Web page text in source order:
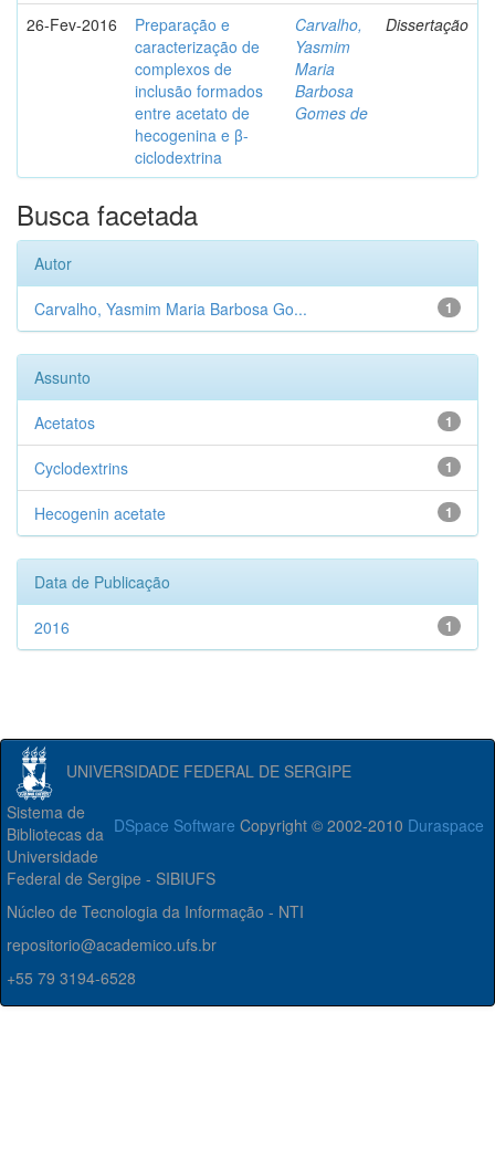
26-Fev-2016
Preparação e
caracterização de
complexos de
inclusão formados
entre acetato de
hecogenina e β-
ciclodextrina
Carvalho,
Yasmim
Maria
Barbosa
Gomes de
Dissertação
Busca facetada
Autor
1
Carvalho, Yasmim Maria Barbosa Go...
Assunto
1
Acetatos
1
Cyclodextrins
1
Hecogenin acetate
Data de Publicação
1
2016
UNIVERSIDADE FEDERAL DE SERGIPE
DSpace Software Copyright © 2002-2010 Duraspace
Sistema de
Bibliotecas da
Universidade
Federal de Sergipe - SIBIUFS
Núcleo de Tecnologia da Informação - NTI
repositorio@academico.ufs.br
+55 79 3194-6528